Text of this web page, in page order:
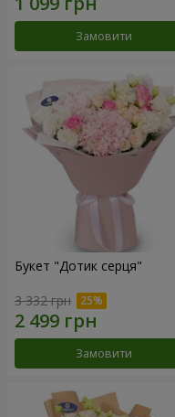
Замовити
Букет "Дотик серця"
3 332 грн
Замовити